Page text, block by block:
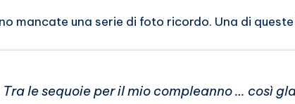
mancate una serie di foto ricordo. Una di
Tra le sequoie per il mio compleanno … così